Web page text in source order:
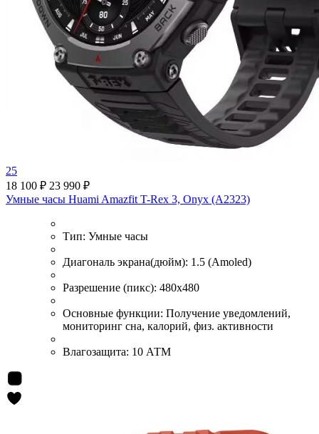
25
18 100 ₽ 23 990 ₽
Умные часы Huami Amazfit T-Rex 3, Onyx (A2323)
Тип: Умные часы
Диагональ экрана(дюйм): 1.5 (Amoled)
Разрешение (пикс): 480x480
Основные функции: Получение уведомлений,
мониторинг сна, калорий, физ. активности
Влагозащита: 10 АТМ